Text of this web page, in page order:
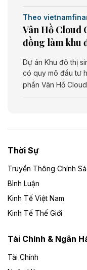
Theo
Vân Hồ Cloud
đồng làm khu
Dự án Khu đô thị
có quy mô đầu tư
phần Vân Hồ
Dự án Nhà máy xử
Công ty TNHH
Theo
Đức Long Gia
Lai
Bốn doanh nghiệp
Thời Sự
Truyền Thông Chính
Bình Luận
Kinh Tế Việt Nam
Kinh Tế Thế Giới
Tài Chính & Ngân
Tài Chính